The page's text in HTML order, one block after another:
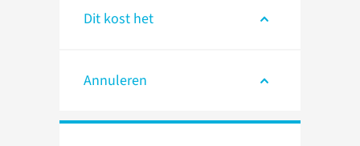
Dit kost het
Annuleren